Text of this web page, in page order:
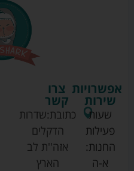
צרו
קשר
כתובת:שדרות
הדקלים
אזה''ת לב
הארץ
אפשרויות
שירות
שעות
פעילות
החנות:
א-ה